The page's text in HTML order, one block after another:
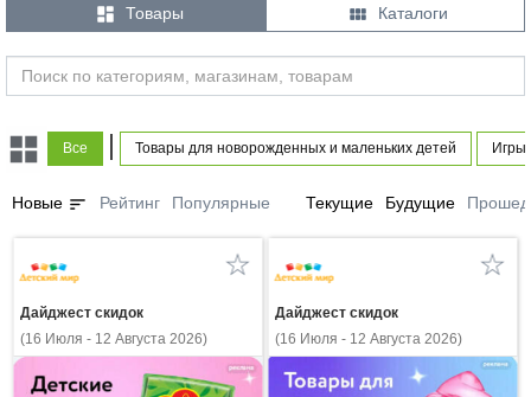
 Товары  Каталоги
Все Товары для новорожденных и маленьких детей Игры
Новые sort Рейтинг Популярные Текущие Будущие
Дайджест скидок
(16 Июля - 12 Августа 2026)
Дайджест скидок
(16 Июля - 12 Августа 2026)